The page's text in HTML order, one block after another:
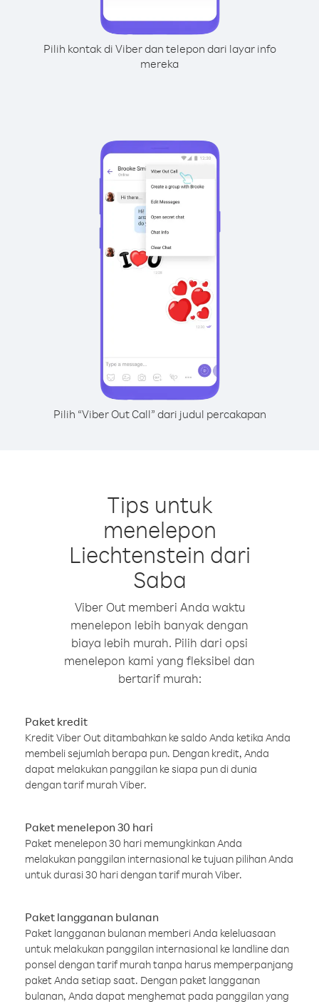
Pilih kontak di Viber dan telepon dari layar info
mereka
Pilih “Viber Out Call” dari judul percakapan
Tips untuk
menelepon
Liechtenstein dari
Saba
Viber Out memberi Anda waktu
menelepon lebih banyak dengan
biaya lebih murah. Pilih dari opsi
menelepon kami yang fleksibel dan
bertarif murah:
Paket kredit
Kredit Viber Out ditambahkan ke saldo Anda ketika Anda
membeli sejumlah berapa pun. Dengan kredit, Anda
dapat melakukan panggilan ke siapa pun di dunia
dengan tarif murah Viber.
Paket menelepon 30 hari
Paket menelepon 30 hari memungkinkan Anda
melakukan panggilan internasional ke tujuan pilihan Anda
untuk durasi 30 hari dengan tarif murah Viber.
Paket langganan bulanan
Paket langganan bulanan memberi Anda keleluasaan
untuk melakukan panggilan internasional ke landline dan
ponsel dengan tarif murah tanpa harus memperpanjang
paket Anda setiap saat. Dengan paket langganan
bulanan, Anda dapat menghemat pada panggilan yang